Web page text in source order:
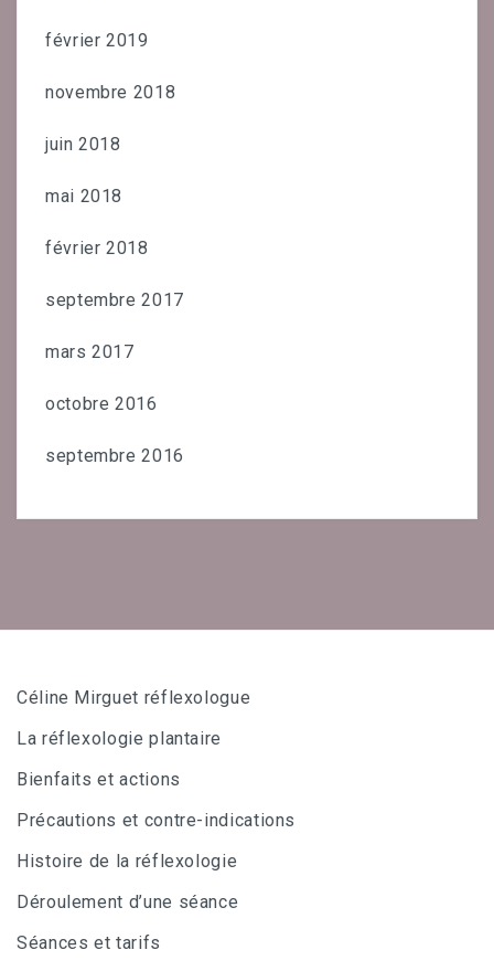
février 2019
novembre 2018
juin 2018
mai 2018
février 2018
septembre 2017
mars 2017
octobre 2016
septembre 2016
Céline Mirguet réflexologue
La réflexologie plantaire
Bienfaits et actions
Précautions et contre-indications
Histoire de la réflexologie
Déroulement d’une séance
Séances et tarifs